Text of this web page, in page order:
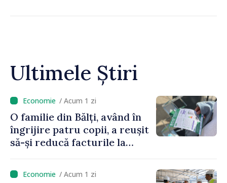
Ultimele Știri
/ Acum 1 zi
O familie din Bălți, având în
îngrijire patru copii, a reușit
să-și reducă facturile la
de Programul EcoVoucher
/ Acum 1 zi